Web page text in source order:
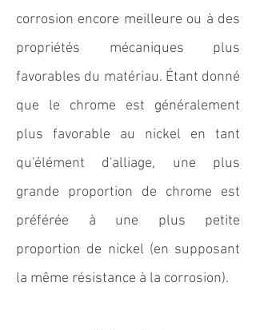
corrosion encore meilleure ou à des
propriétés mécaniques plus
favorables du matériau. Étant donné
que le chrome est généralement
plus favorable au nickel en tant
qu'élément d'alliage, une plus
grande proportion de chrome est
préférée à une plus petite
proportion de nickel (en supposant
la même résistance à la corrosion).